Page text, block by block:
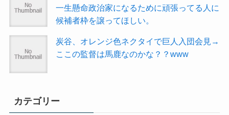
一生懸命政治家になるために頑張ってる人に
候補者枠を譲ってほしい。
炭谷、オレンジ色ネクタイで巨人入団会見→
ここの監督は馬鹿なのかな？？www
カテゴリー